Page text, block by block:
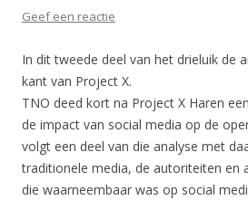
Geef een reactie
In dit tweede deel van het drieluik de
kant van Project X.
TNO deed kort na Project X Haren
de impact van social media op de
volgt een deel van die analyse met
traditionele media, de autoriteiten en
die waarneembaar was op social